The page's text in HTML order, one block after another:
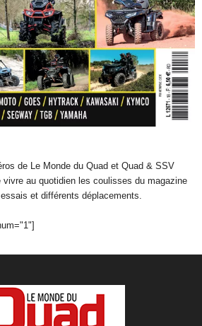
de Le Monde du Quad et Quad & SSV
vivre au quotidien les coulisses du magazine
et différents déplacements.